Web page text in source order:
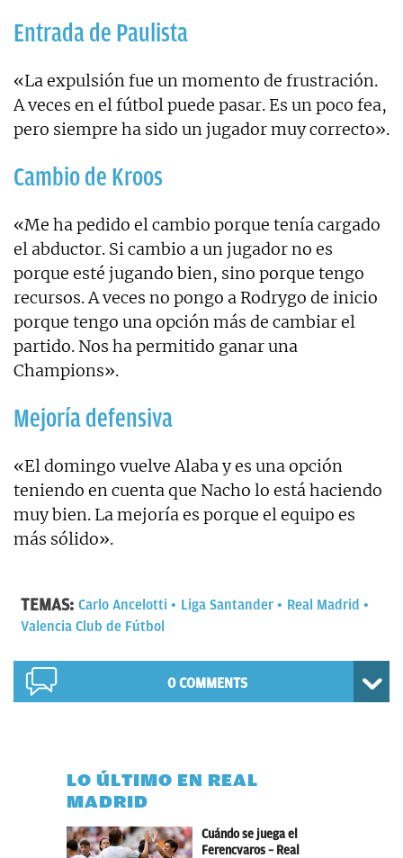
Entrada de Paulista
«La expulsión fue un momento de frustración.
A veces en el fútbol puede pasar. Es un poco fea,
pero siempre ha sido un jugador muy correcto».
Cambio de Kroos
«Me ha pedido el cambio porque tenía cargado
el abductor. Si cambio a un jugador no es
porque esté jugando bien, sino porque tengo
recursos. A veces no pongo a Rodrygo de inicio
porque tengo una opción más de cambiar el
partido. Nos ha permitido ganar una
Champions».
Mejoría defensiva
«El domingo vuelve Alaba y es una opción
teniendo en cuenta que Nacho lo está haciendo
muy bien. La mejoría es porque el equipo es
más sólido».
TEMAS: Carlo Ancelotti Liga Santander
Real Madrid
Valencia Club de Fútbol
0 COMMENTS
LO ÚLTIMO EN REAL
MADRID
Cuándo se juega el
Ferencvaros – Real